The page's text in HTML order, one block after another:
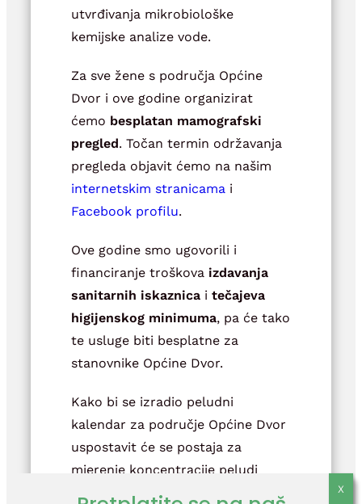
utvrđivanja mikrobiološke
kemijske analize vode.
Za sve žene s područja Općine
Dvor i ove godine organizirat
ćemo besplatan mamografski
pregled. Točan termin održavanja
pregleda objavit ćemo na našim
internetskim stranicama i
Facebook profilu.
Ove godine smo ugovorili i
financiranje troškova izdavanja
sanitarnih iskaznica i tečajeva
higijenskog minimuma, pa će tako
te usluge biti besplatne za
stanovnike Općine Dvor.
Kako bi se izradio peludni
kalendar za područje Općine Dvor
uspostavit će se postaja za
mjerenje koncentracije peludi
alergogenih biljaka. Zavod će